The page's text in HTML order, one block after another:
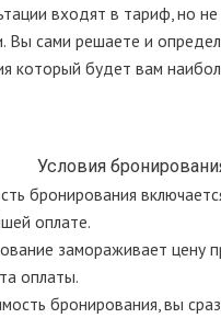
входят в тариф, но не
Вы сами решаете и
который будет вам
Условия
бронирования
оплате.
замораживает цену
оплаты.
бронирования, вы